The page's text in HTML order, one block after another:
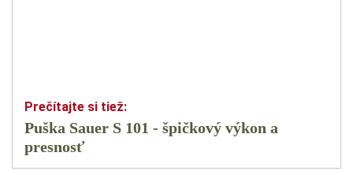
Puška Sauer S 101 - špičkový výkon a
presnosť